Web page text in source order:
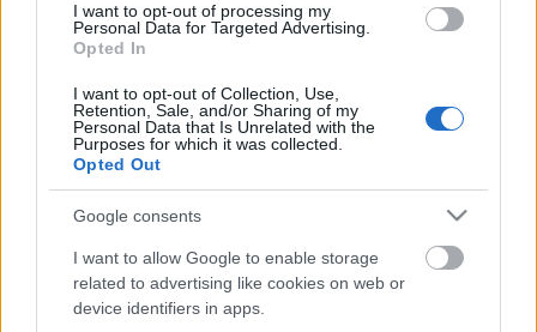
I want to opt-out of processing my
Personal Data for Targeted Advertising.
Opted In
I want to opt-out of Collection, Use,
Retention, Sale, and/or Sharing of my
Personal Data that Is Unrelated with the
Purposes for which it was collected.
Opted Out
Google consents
I want to allow Google to enable storage
related to advertising like cookies on web or
device identifiers in apps.
magam is bajban lennék, ha az állam minden ügyembe
beleütné az orrát. Hát ha még egyik napról a másikra nem
szolgáló épületekkel és milliárdokkal látna el, hanem arra
kényszerítene, hogy e javakat immár a társadalom minden
elesettjével megosszam!
Ezért szerényen csatlakozom eminenciás úrhoz, aki az
leszögezte: „ellenkezik az állam világnézeti
semlegességének elvével, hogy ingyenes használatba,
vagy ajándékként állami és önkormányzati intézményeket